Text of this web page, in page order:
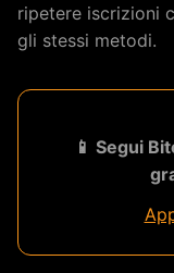
ripetere iscrizioni
gli stessi metodi.
📱 Segui